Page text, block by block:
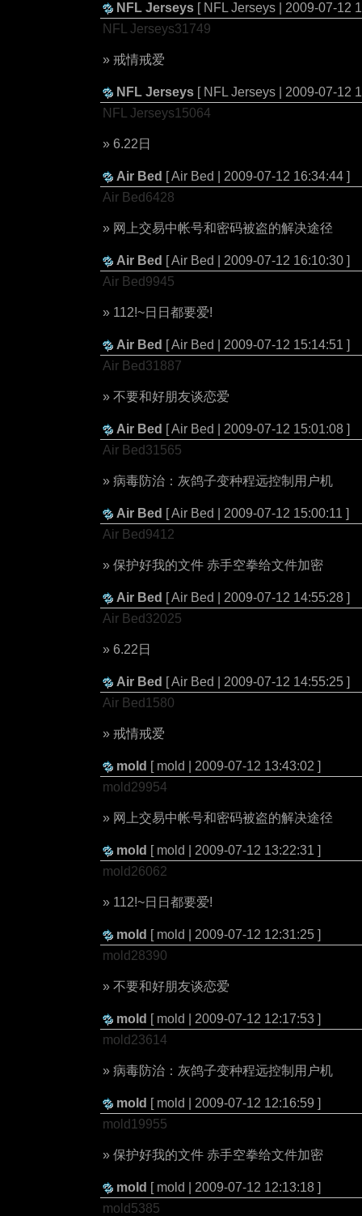
NFL Jerseys [ NFL Jerseys | 2009-07-12
NFL Jerseys31749
» 戒情戒爱
NFL Jerseys [ NFL Jerseys | 2009-07-12
NFL Jerseys15064
» 6.22日
Air Bed [ Air Bed | 2009-07-12 16:34:44 ]
Air Bed6428
» 网上交易中帐号和密码被盗的解决途径
Air Bed [ Air Bed | 2009-07-12 16:10:30 ]
Air Bed9945
» 112!~日日都要爱!
Air Bed [ Air Bed | 2009-07-12 15:14:51 ]
Air Bed31887
» 不要和好朋友谈恋爱
Air Bed [ Air Bed | 2009-07-12 15:01:08 ]
Air Bed31565
» 病毒防治：灰鸽子变种程远控制用户机
Air Bed [ Air Bed | 2009-07-12 15:00:11 ]
Air Bed9412
» 保护好我的文件 赤手空拳给文件加密
Air Bed [ Air Bed | 2009-07-12 14:55:28 ]
Air Bed32025
» 6.22日
Air Bed [ Air Bed | 2009-07-12 14:55:25 ]
Air Bed1580
» 戒情戒爱
mold [ mold | 2009-07-12 13:43:02 ]
mold29954
» 网上交易中帐号和密码被盗的解决途径
mold [ mold | 2009-07-12 13:22:31 ]
mold26062
» 112!~日日都要爱!
mold [ mold | 2009-07-12 12:31:25 ]
mold28390
» 不要和好朋友谈恋爱
mold [ mold | 2009-07-12 12:17:53 ]
mold23614
» 病毒防治：灰鸽子变种程远控制用户机
mold [ mold | 2009-07-12 12:16:59 ]
mold19955
» 保护好我的文件 赤手空拳给文件加密
mold [ mold | 2009-07-12 12:13:18 ]
mold5385